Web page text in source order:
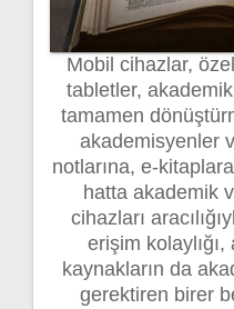
Mobil cihazlar,
tabletler,
tamamen
akademisyenler
notlarına, e-
hatta akademik
cihazları
erişim kolaylığı,
kaynakların da
gerektiren birer